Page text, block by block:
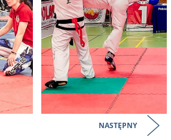
NASTĘPNY